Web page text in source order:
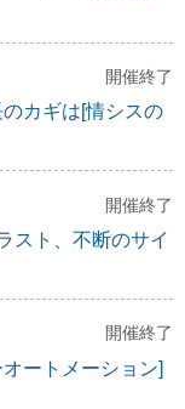
開催終了
カギは[情シスの
開催終了
スト、不断のサイ
開催終了
ートメーション]